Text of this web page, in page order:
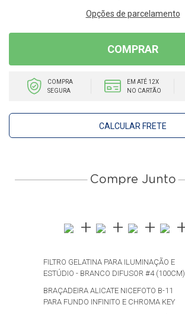
Opções de parcelamento
COMPRAR
COMPRA
SEGURA
EM ATÉ 12X
NO CARTÃO
CALCULAR FRETE
Compre Junto
FILTRO GELATINA PARA ILUMINAÇÃO E
ESTÚDIO - BRANCO DIFUSOR #4 (100CM)
BRAÇADEIRA ALICATE NICEFOTO B-11
PARA FUNDO INFINITO E CHROMA KEY